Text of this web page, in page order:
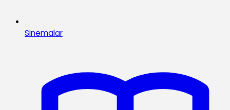
Sinemalar